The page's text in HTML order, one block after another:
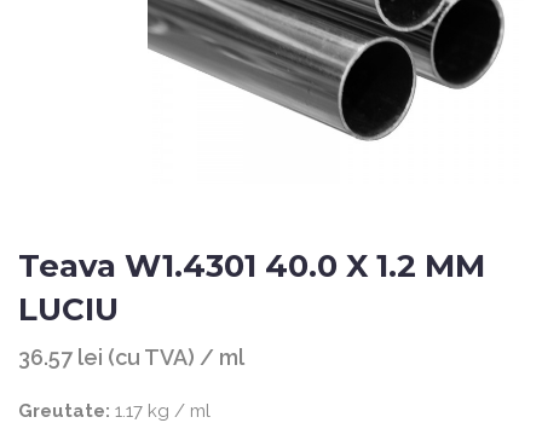
Teava W1.4301 40.0 X 1.2 MM
LUCIU
36.57 lei (cu TVA) / ml
Greutate: 1.17 kg / ml